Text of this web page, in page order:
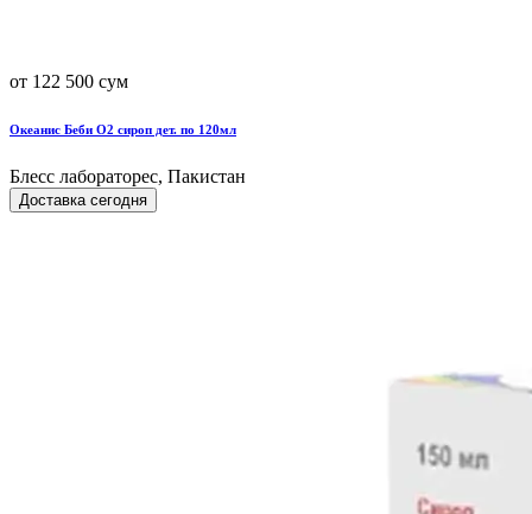
от 122 500 сум
Океанис Беби О2 сироп дет. по 120мл
Блесс лабораторес, Пакистан
Доставка сегодня